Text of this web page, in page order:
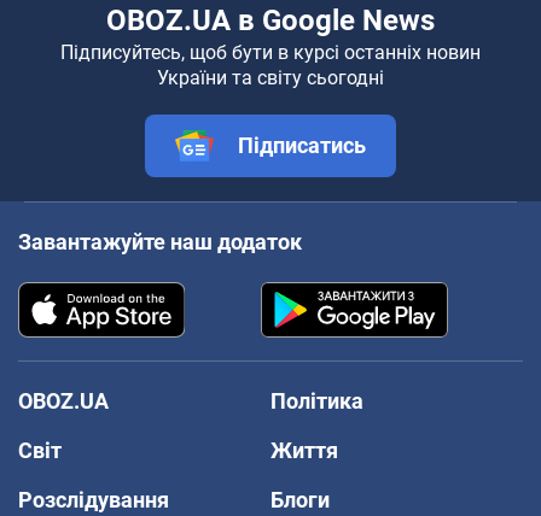
OBOZ.UA в Google News
Підписуйтесь, щоб бути в курсі останніх новин
України та світу сьогодні
Підписатись
Завантажуйте наш додаток
OBOZ.UA
Політика
Світ
Життя
Розслідування
Блоги